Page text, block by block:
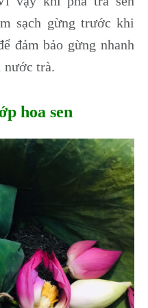
sạch gừng trước khi
đảm bảo gừng nhanh
nước trà.
hoa sen